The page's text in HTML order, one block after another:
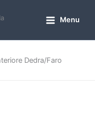
Menu
Dedra/Faro